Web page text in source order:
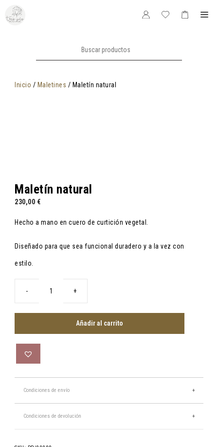
Saltar
contenido
Inicio / Maletines / Maletín natural
Maletín natural
230,00 €
Hecho a mano en cuero de curtición vegetal.
Diseñado para que sea funcional duradero y a la vez con
estilo.
natural
cantidad
Añadir al carrito
Condiciones de envío
Baleares: 8 €
Condiciones de devolución